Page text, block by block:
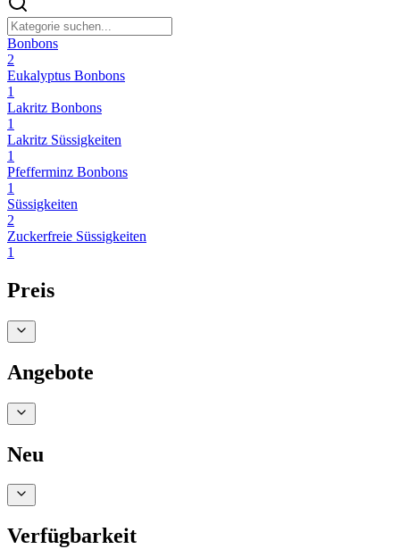
Bonbons
2
Eukalyptus Bonbons
1
Lakritz Bonbons
1
Lakritz Süssigkeiten
1
Pfefferminz Bonbons
1
Süssigkeiten
2
Zuckerfreie Süssigkeiten
1
Preis
Angebote
Neu
Verfügbarkeit